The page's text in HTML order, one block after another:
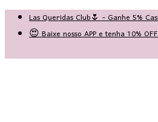
Las Queridas Club🌷 - Ganhe 5%
😍 Baixe nosso APP e tenha 10%